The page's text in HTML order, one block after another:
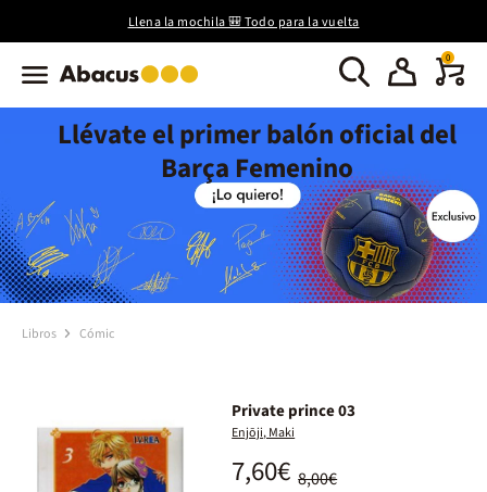
Llena la mochila 🎒 Todo para la vuelta
0
Llévate el primer balón oficial del
Barça Femenino
Libros Cómic
Private prince 03
Enjōji, Maki
8,00€
7,60€